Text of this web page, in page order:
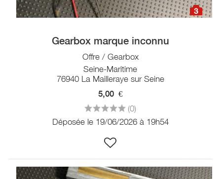
3
Gearbox marque inconnu
Offre / Gearbox
Seine-Maritime
76940 La Mailleraye sur Seine
5,00 €
(0)
Déposée le 19/06/2026 à 19h54